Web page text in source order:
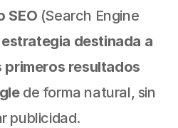
SEO (Search Engine
estrategia destinada a
primeros resultados
de forma natural, sin
publicidad.